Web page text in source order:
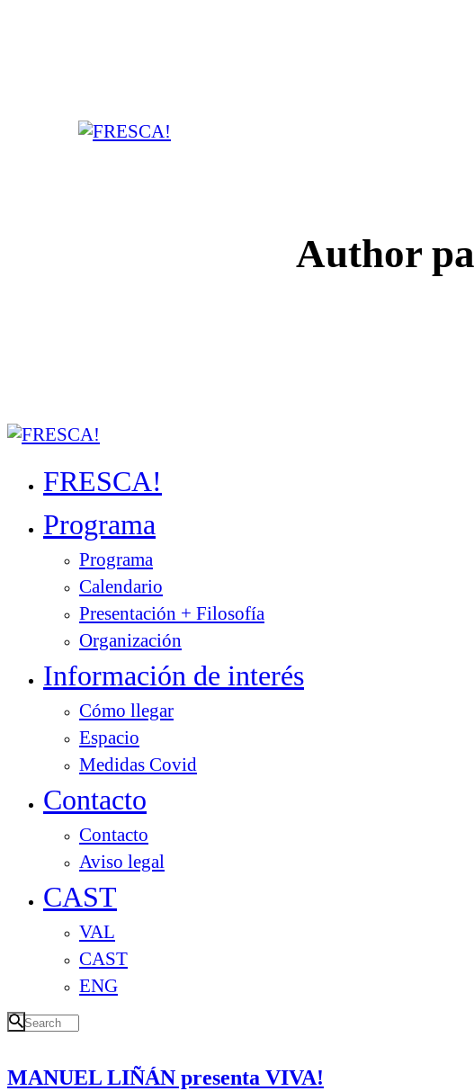
Author
FRESCA!
Programa
Programa
Calendario
Presentación + Filosofía
Organización
Información de interés
Cómo llegar
Espacio
Medidas Covid
Contacto
Contacto
Aviso legal
CAST
VAL
CAST
ENG
MANUEL LIÑÁN presenta VIVA!